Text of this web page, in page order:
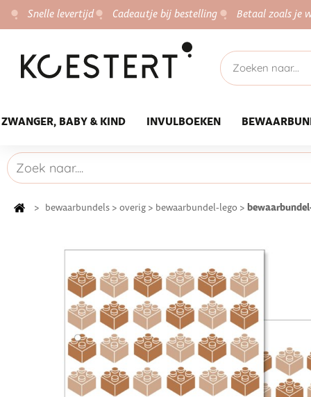
Snelle levertijd Cadeautje bij bestelling Betaal zoals je
ZWANGER, BABY & KIND INVULBOEKEN
> bewaarbundels > overig > bewaarbundel-lego >